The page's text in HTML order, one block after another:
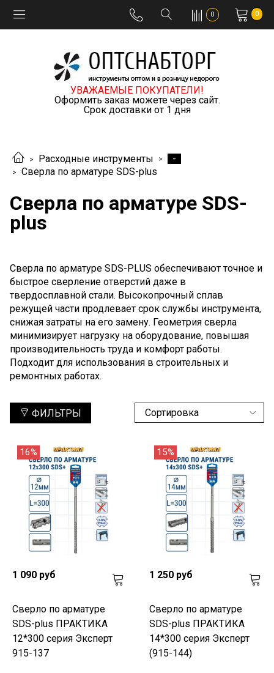
0 0
УВАЖАЕМЫЕ ПОКУПАТЕЛИ!
Оформить заказ можете через сайт.
Срок доставки от 1 дня
Расходные инструменты
-
Сверла по арматуре SDS-plus
Сверла по арматуре SDS-
plus
Сверла по арматуре SDS-PLUS обеспечивают точное и
быстрое сверление отверстий даже в
твердосплавной стали. Высокопрочный сплав
режущей части продлевает срок службы инструмента,
снижая затраты на его замену. Геометрия сверла
минимизирует нагрузку на оборудование, повышая
производительность труда и комфорт работы.
Подходит для использования в строительных и
ремонтных работах.
ФИЛЬТРЫ
16%
1 090 руб
Сверло по арматуре
SDS-plus ПРАКТИКА
12*300 серия Эксперт
915-137
15%
1 250 руб
Сверло по арматуре
SDS-plus ПРАКТИКА
14*300 серия Эксперт
(915-144)